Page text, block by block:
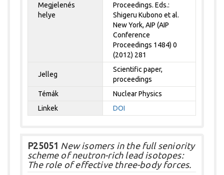
Megjelenés
helye
Proceedings. Eds.:
Shigeru Kubono et al.
New York, AIP (AIP
Conference
Proceedings 1484) 0
(2012) 281
Jelleg
Scientific paper,
proceedings
Témák
Nuclear Physics
Linkek
DOI
P25051 New isomers in the full seniority
scheme of neutron-rich lead isotopes:
The role of effective three-body forces.